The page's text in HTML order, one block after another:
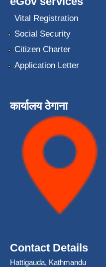
Vital Registration
Social Security
Citizen Charter
Application Letter
कार्यालय ठेगाना
Contact Details
Hattigauda, Kathmandu